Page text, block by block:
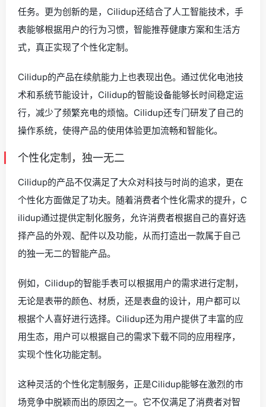
任务。更为创新的是，Cilidup还结合了人工智能技术，手
表能够根据用户的行为习惯，智能推荐健康方案和生活方
式，真正实现了个性化定制。
Cilidup的产品在续航能力上也表现出色。通过优化电池技
术和系统节能设计，Cilidup的智能设备能够长时间稳定运
行，减少了频繁充电的烦恼。Cilidup还专门研发了自己的
操作系统，使得产品的使用体验更加流畅和智能化。
个性化定制，独一无二
Cilidup的产品不仅满足了大众对科技与时尚的追求，更在
个性化方面做足了功夫。随着消费者个性化需求的提升，C
ilidup通过提供定制化服务，允许消费者根据自己的喜好选
择产品的外观、配件以及功能，从而打造出一款属于自己
的独一无二的智能产品。
例如，Cilidup的智能手表可以根据用户的需求进行定制，
无论是表带的颜色、材质，还是表盘的设计，用户都可以
根据个人喜好进行选择。Cilidup还为用户提供了丰富的应
用生态，用户可以根据自己的需求下载不同的应用程序，
实现个性化功能定制。
这种灵活的个性化定制服务，正是Cilidup能够在激烈的市
场竞争中脱颖而出的原因之一。它不仅满足了消费者对智